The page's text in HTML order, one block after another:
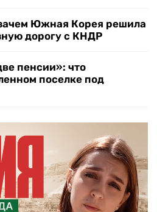
Южная Корея решила
дорогу с КНДР
пенсии»: что
поселке под